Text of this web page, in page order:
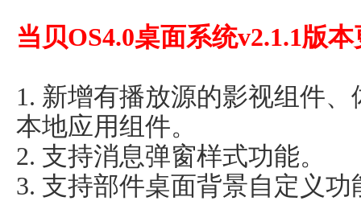
当贝OS4.0桌面系统v2.1.1版
1. 新增有播放源的影视组件
本地应用组件。
2. 支持消息弹窗样式功能。
3. 支持部件桌面背景自定义功